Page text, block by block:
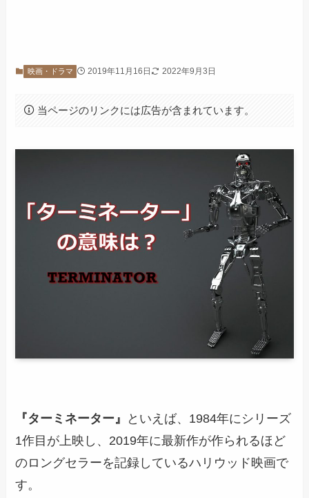
映画・ドラマ 2019年11月16日 2022年9月3日
当ページのリンクには広告が含まれています。
『ターミネーター』
といえば、1984年にシリーズ
1作目が上映し、2019年に最新作が作られるほど
のロングセラーを記録しているハリウッド映画で
す。